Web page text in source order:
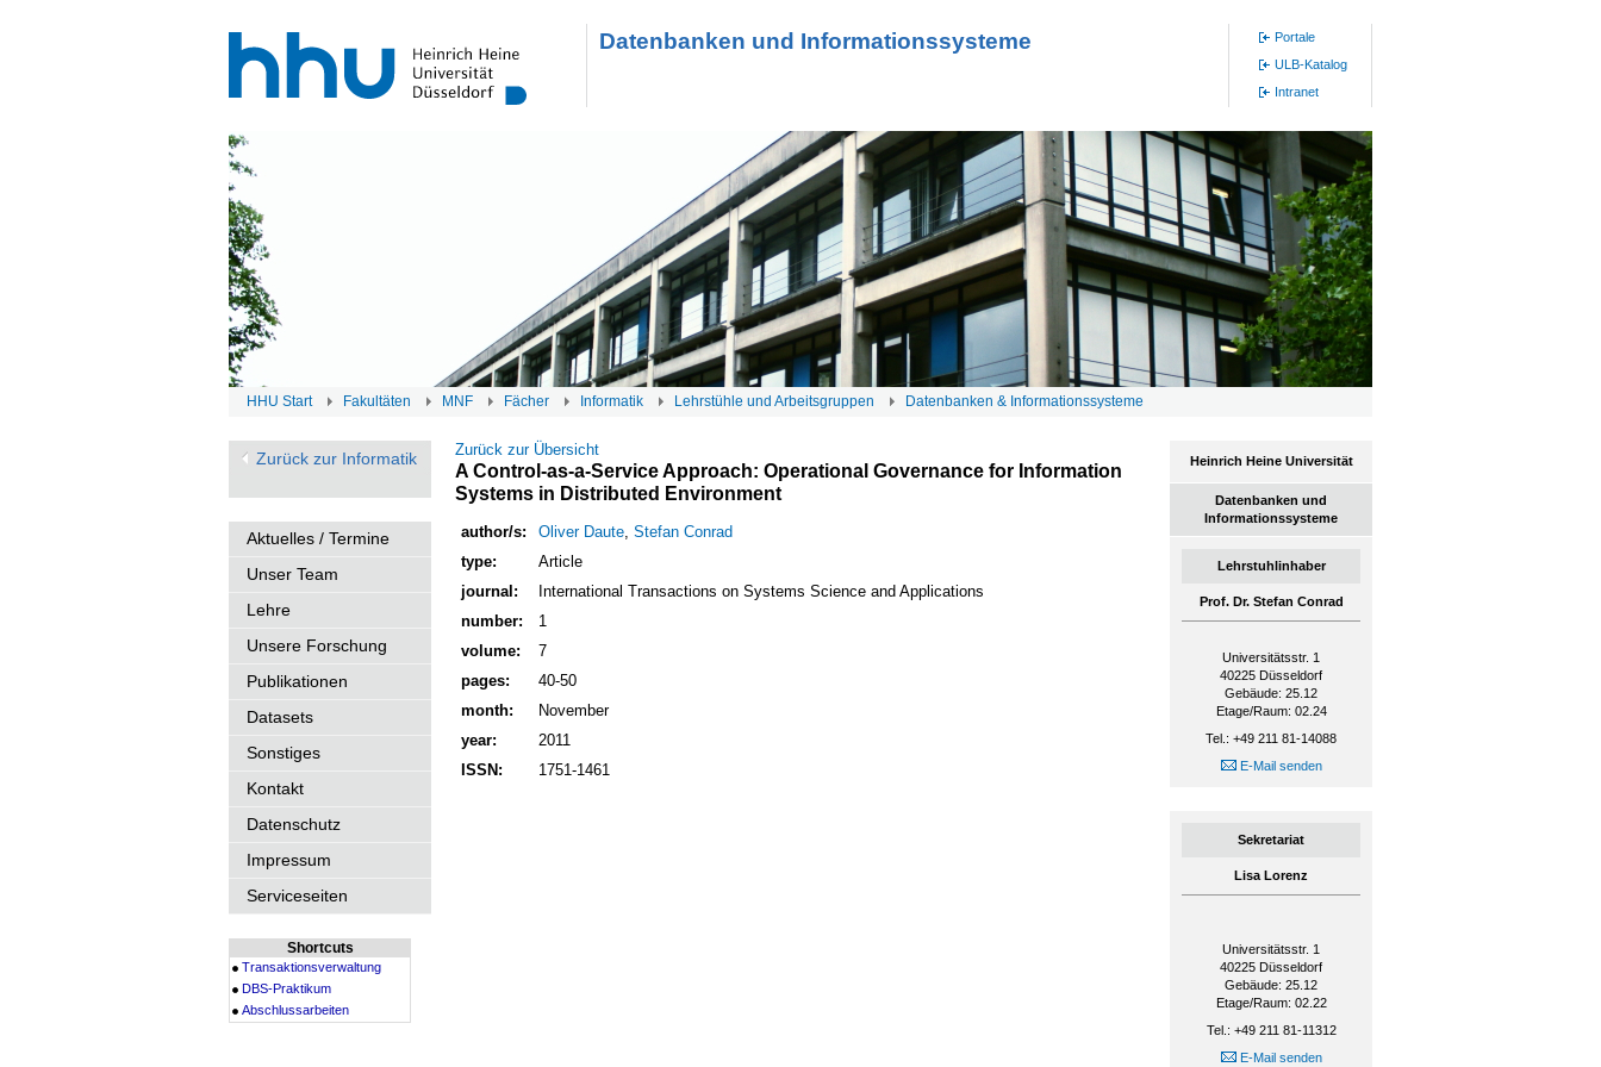
Datenbanken und Informationssysteme
Portale
ULB-Katalog
Intranet
HHU Start Fakultäten MNF Fächer Informatik Lehrstühle und Arbeitsgruppen Datenbanken & Informationssysteme
Zurück zur Informatik
Aktuelles / Termine
Unser Team
Lehre
Unsere Forschung
Publikationen
Datasets
Sonstiges
Kontakt
Datenschutz
Impressum
Serviceseiten
Shortcuts
Transaktionsverwaltung
DBS-Praktikum
Abschlussarbeiten
Zurück zur Übersicht
A Control-as-a-Service Approach: Operational Governance for Information
Systems in Distributed Environment
author/s: Oliver Daute, Stefan Conrad
type:
Article
journal:
International Transactions on Systems Science and Applications
number:
1
volume:
7
pages:
40-50
month:
November
year:
2011
ISSN:
1751-1461
Heinrich Heine Universität
Datenbanken und
Informationssysteme
Lehrstuhlinhaber
Prof. Dr. Stefan Conrad
Universitätsstr. 1
40225 Düsseldorf
Gebäude: 25.12
Etage/Raum: 02.24
Tel.: +49 211 81-14088
E-Mail senden
Sekretariat
Lisa Lorenz
Universitätsstr. 1
40225 Düsseldorf
Gebäude: 25.12
Etage/Raum: 02.22
Tel.: +49 211 81-11312
E-Mail senden